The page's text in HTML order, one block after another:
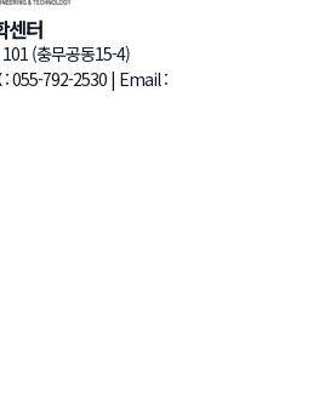
센터
(충무공동15-4)
: 055-792-2530 | Email :